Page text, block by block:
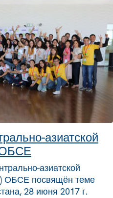
азиатской
ОБСЕ
азиатской
ОБСЕ посвящён теме
28 июня 2017 г.